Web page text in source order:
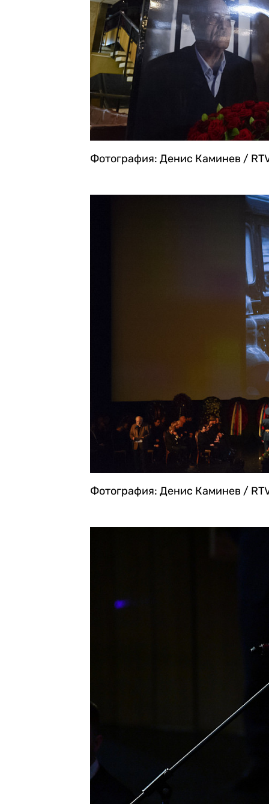
Фотография: Денис Каминев /
Фотография: Денис Каминев /